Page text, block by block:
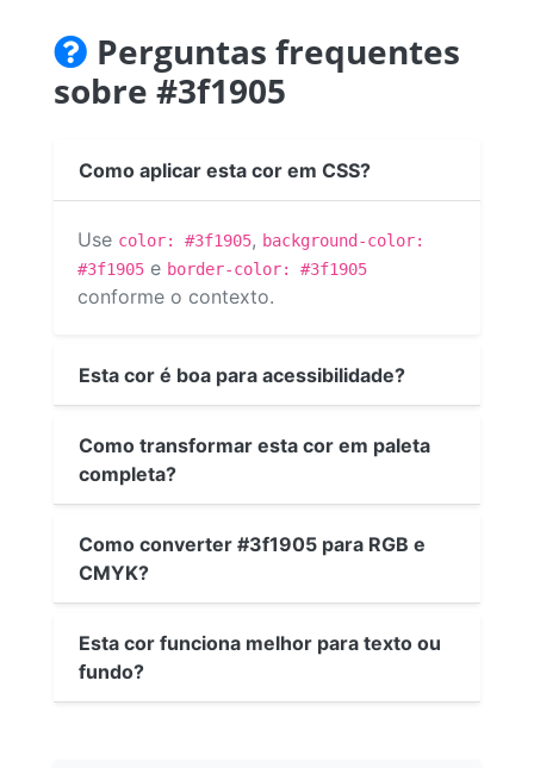
Perguntas frequentes
sobre #3f1905
Como aplicar esta cor em CSS?
Use color: #3f1905, background-color:
#3f1905 e border-color: #3f1905
conforme o contexto.
Esta cor é boa para acessibilidade?
Como transformar esta cor em paleta
completa?
Como converter #3f1905 para RGB e
CMYK?
Esta cor funciona melhor para texto ou
fundo?